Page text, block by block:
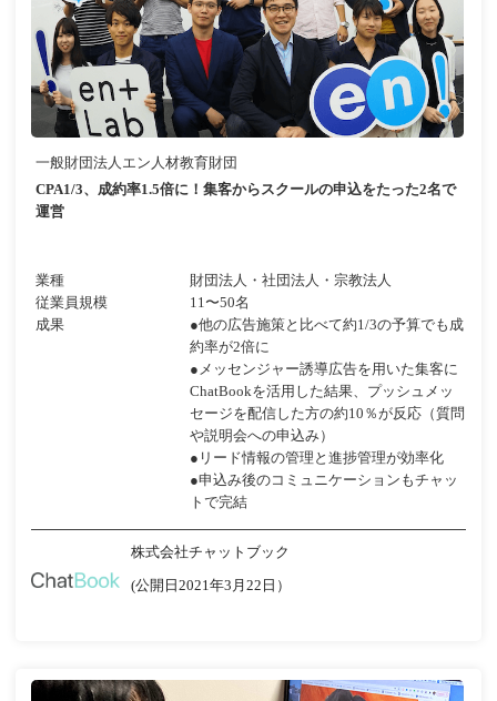
一般財団法人エン人材教育財団
CPA1/3、成約率1.5倍に！集客からスクールの申込をたった2名で
運営
業種
財団法人・社団法人・宗教法人
従業員規模
11〜50名
成果
●他の広告施策と比べて約1/3の予算でも成
約率が2倍に
●メッセンジャー誘導広告を用いた集客に
ChatBookを活用した結果、プッシュメッ
セージを配信した方の約10％が反応（質問
や説明会への申込み）
●リード情報の管理と進捗管理が効率化
●申込み後のコミュニケーションもチャッ
トで完結
株式会社チャットブック
(公開日2021年3月22日）